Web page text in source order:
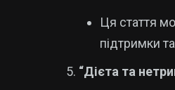
Ця стаття
підтримки
“Дієта та